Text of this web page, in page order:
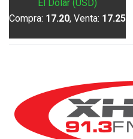
El Dólar (USD)
Compra: 17.20, Venta: 17.25